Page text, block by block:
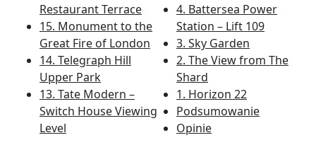
Restaurant Terrace
15. Monument to the
Great Fire of London
14. Telegraph Hill
Upper Park
13. Tate Modern –
Switch House Viewing
Level
4. Battersea Power
Station – Lift 109
3. Sky Garden
2. The View from The
Shard
1. Horizon 22
Podsumowanie
Opinie